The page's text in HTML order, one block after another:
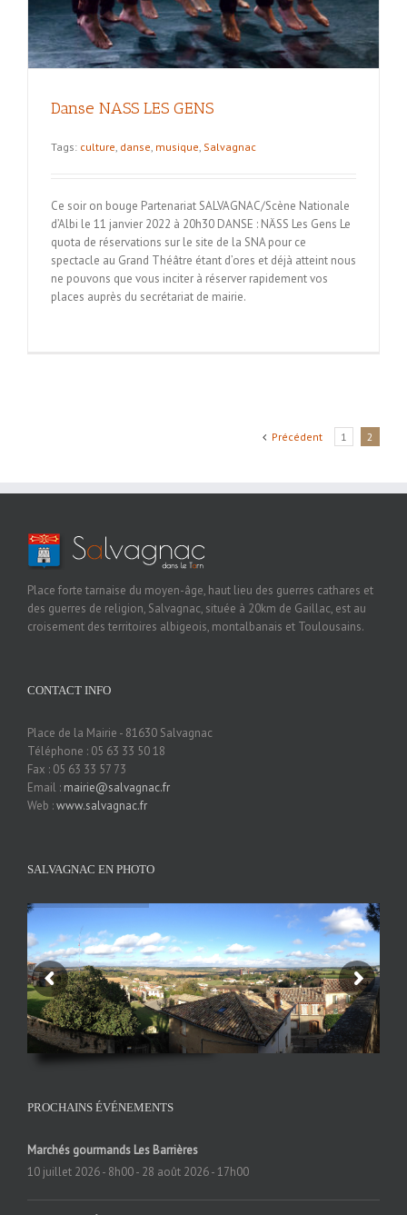
Danse NASS LES GENS
Tags: culture, danse, musique, Salvagnac
Ce soir on bouge Partenariat SALVAGNAC/Scène Nationale
d’Albi le 11 janvier 2022 à 20h30 DANSE : NÄSS Les Gens Le
quota de réservations sur le site de la SNA pour ce
spectacle au Grand Théâtre étant d’ores et déjà atteint nous
ne pouvons que vous inciter à réserver rapidement vos
places auprès du secrétariat de mairie.
Précédent 1 2
Place forte tarnaise du moyen-âge, haut lieu des guerres cathares et
des guerres de religion, Salvagnac, située à 20km de Gaillac, est au
croisement des territoires albigeois, montalbanais et Toulousains.
CONTACT INFO
Place de la Mairie - 81630 Salvagnac
Téléphone : 05 63 33 50 18
Fax : 05 63 33 57 73
Email : mairie@salvagnac.fr
Web :www.salvagnac.fr
SALVAGNAC EN PHOTO
PROCHAINS ÉVÉNEMENTS
Marchés gourmands Les Barrières
10 juillet 2026 - 8h00- 28 août 2026 - 17h00